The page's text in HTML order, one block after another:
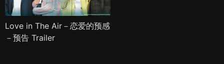
Love in The Air－恋爱的预感
－预告 Trailer